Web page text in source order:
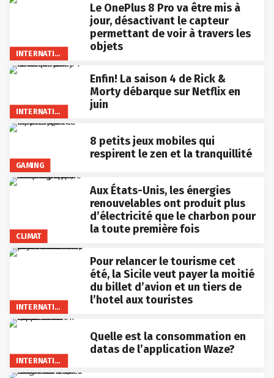
INTERNATIONAL
Le OnePlus 8 Pro va être mis à
jour, désactivant le capteur
permettant de voir à travers les
objets
INTERNATIONAL
Enfin! La saison 4 de Rick &
Morty débarque sur Netflix en
juin
GAMING
8 petits jeux mobiles qui
respirent le zen et la tranquillité
CLIMAT
Aux États-Unis, les énergies
renouvelables ont produit plus
d’électricité que le charbon pour
la toute première fois
INTERNATIONAL
Pour relancer le tourisme cet
été, la Sicile veut payer la moitié
du billet d’avion et un tiers de
l’hotel aux touristes
INTERNATIONAL
Quelle est la consommation en
datas de l’application Waze?